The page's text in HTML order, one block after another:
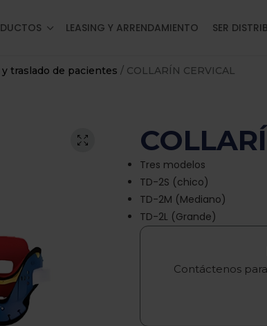
LEASING Y ARRENDAMIENTO SER
traslado de pacientes / COLLARÍN CERVICAL
Tres modelos
TD-2S (chico)
TD-2M (Mediano)
TD-2L (Grande)
Contáctenos